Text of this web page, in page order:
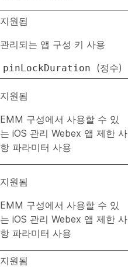
지원됨
관리되는 앱 구성 키 사용
pinLockDuration (정수)
지원됨
EMM 구성에서 사용할 수 있
는 iOS 관리 Webex 앱 제한 사
항 파라미터 사용
지원됨
EMM 구성에서 사용할 수 있
는 iOS 관리 Webex 앱 제한 사
항 파라미터 사용
지원됨